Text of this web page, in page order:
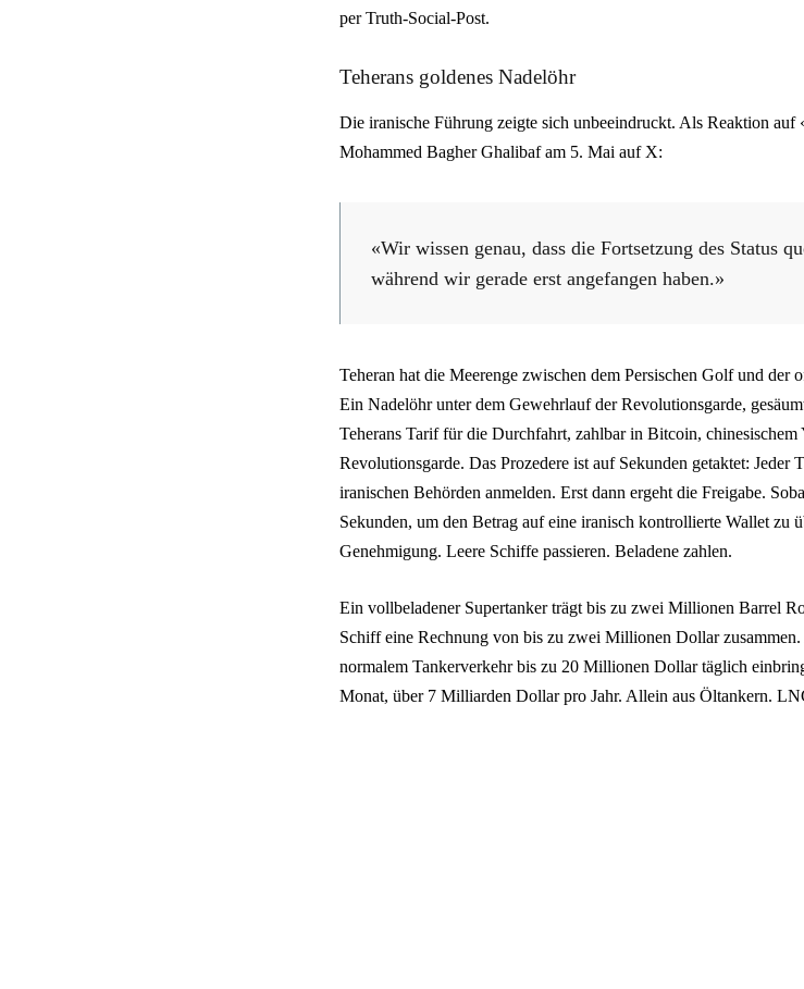
per Truth-Social-Post.
Teherans goldenes Nadelöhr
Die iranische Führung zeigte sich unbeeindruckt. Als Reaktion auf
Mohammed Bagher Ghalibaf am 5. Mai auf X:
«Wir wissen genau, dass die Fortsetzung des Status
während wir gerade erst angefangen haben.»
Teheran hat die Meerenge zwischen dem Persischen Golf und der
Ein Nadelöhr unter dem Gewehrlauf der Revolutionsgarde,
Teherans Tarif für die Durchfahrt, zahlbar in Bitcoin,
Revolutionsgarde. Das Prozedere ist auf Sekunden getaktet: Jeder
iranischen Behörden anmelden. Erst dann ergeht die Freigabe.
Sekunden, um den Betrag auf eine iranisch kontrollierte Wallet zu
Genehmigung. Leere Schiffe passieren. Beladene zahlen.
Ein vollbeladener Supertanker trägt bis zu zwei Millionen Barrel
Schiff eine Rechnung von bis zu zwei Millionen Dollar zusammen.
normalem Tankerverkehr bis zu 20 Millionen Dollar täglich
Monat, über 7 Milliarden Dollar pro Jahr. Allein aus Öltankern.